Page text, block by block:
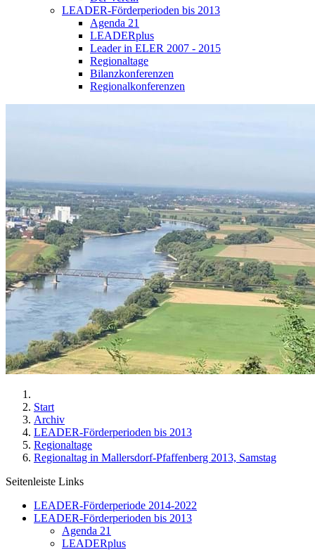
LEADER-Förderperioden bis 2013
Agenda 21
LEADERplus
Leader in ELER 2007 - 2015
Regionaltage
Bilanzkonferenzen
Regionalkonferenzen
Start
Archiv
LEADER-Förderperioden bis 2013
Regionaltage
Regionaltag in Mallersdorf-Pfaffenberg 2013, Samstag
Seitenleiste Links
LEADER-Förderperiode 2014-2022
LEADER-Förderperioden bis 2013
Agenda 21
LEADERplus